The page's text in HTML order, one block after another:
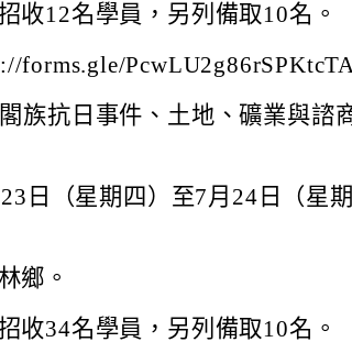
收12名學員，另列備取10名。
forms.gle/
族抗日事件、土地、礦業與諮
日（星期四）至7月24日（星
鄉。
收34名學員，另列備取10名。